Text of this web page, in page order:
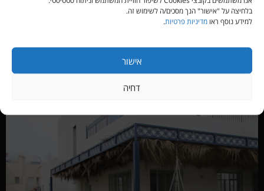
בלחיצה על "אישור" הנך מסכים/ה לשימוש זה.
למידע נוסף ראומדיניות פרטיות.
אישור
דחיה